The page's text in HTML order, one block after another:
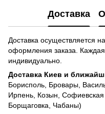
Доставка
Доставка осуществляется
оформления заказа. Каждая
индивидуально.
Доставка Киев и
Борисполь, Бровары,
Ирпень, Козын,
Борщаговка, Чабаны)